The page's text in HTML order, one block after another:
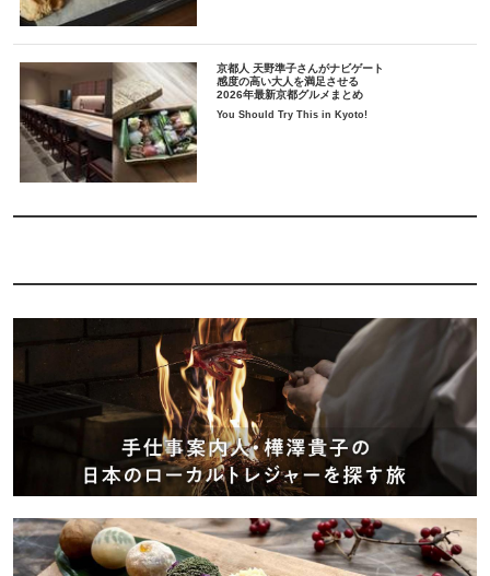
京都人 天野準子さんがナビゲート
感度の高い大人を満足させる
2026年最新京都グルメまとめ
You Should Try This in Kyoto!